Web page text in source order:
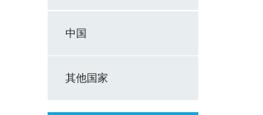
中国
其他国家